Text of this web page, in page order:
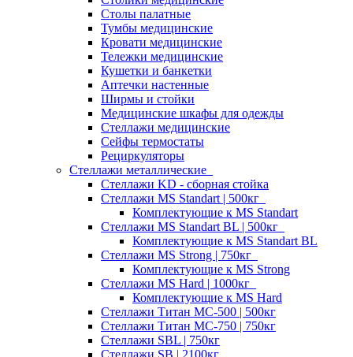
Столы палатные
Тумбы медицинские
Кровати медицинские
Тележки медицинские
Кушетки и банкетки
Аптечки настенные
Ширмы и стойки
Медицинские шкафы для одежды
Стеллажи медицинские
Сейфы термостаты
Рециркуляторы
Стеллажи металлические
Стеллажи KD - сборная стойка
Стеллажи MS Standart | 500кг
Комплектующие к MS Standart
Стеллажи MS Standart BL | 500кг
Комплектующие к MS Standart BL
Стеллажи MS Strong | 750кг
Комплектующие к MS Strong
Стеллажи MS Hard | 1000кг
Комплектующие к MS Hard
Стеллажи Титан МС-500 | 500кг
Стеллажи Титан МС-750 | 750кг
Стеллажи SBL | 750кг
Стеллажи SB | 2100кг